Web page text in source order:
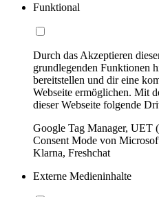
Funktional
Durch das Akzeptieren
grundlegenden Funktionen
bereitstellen und dir eine
Webseite ermöglichen. Mit
dieser Webseite folgende
Google Tag Manager, UET
Consent Mode von
Klarna, Freshchat
Externe Medieninhalte